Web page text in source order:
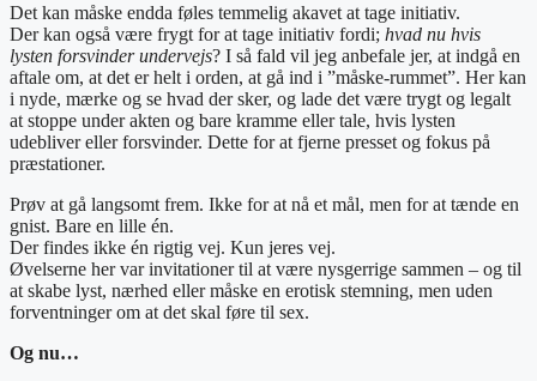
Det kan måske endda føles temmelig akavet at tage initiativ.
Der kan også være frygt for at tage initiativ fordi; hvad nu hvis
lysten forsvinder undervejs? I så fald vil jeg anbefale jer, at indgå en
aftale om, at det er helt i orden, at gå ind i ”måske-rummet”. Her kan
i nyde, mærke og se hvad der sker, og lade det være trygt og legalt
at stoppe under akten og bare kramme eller tale, hvis lysten
udebliver eller forsvinder. Dette for at fjerne presset og fokus på
præstationer.
Prøv at gå langsomt frem. Ikke for at nå et mål, men for at tænde en
gnist. Bare en lille én.
Der findes ikke én rigtig vej. Kun jeres vej.
Øvelserne her var invitationer til at være nysgerrige sammen – og til
at skabe lyst, nærhed eller måske en erotisk stemning, men uden
forventninger om at det skal føre til sex.
Og nu…